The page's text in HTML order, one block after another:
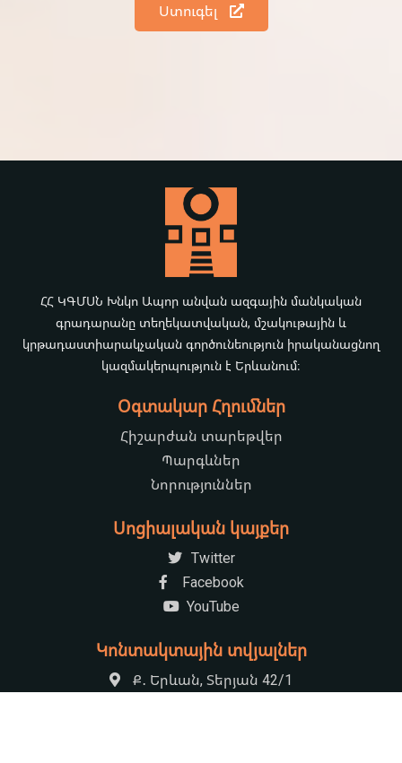
Ստուգել
ՀՀ ԿԳՄՍՆ Խնկո Ապոր անվան ազգային մանկական
գրադարանը տեղեկատվական, մշակութային և
կրթադաստիարակչական գործունեություն իրականացնող
կազմակերպություն է Երևանում։
Օգտակար Հղումներ
Հիշարժան տարեթվեր
Պարգևներ
Նորություններ
Սոցիալական կայքեր
Twitter
Facebook
YouTube
Կոնտակտային տվյալներ
Ք․ Երևան, Տերյան 42/1